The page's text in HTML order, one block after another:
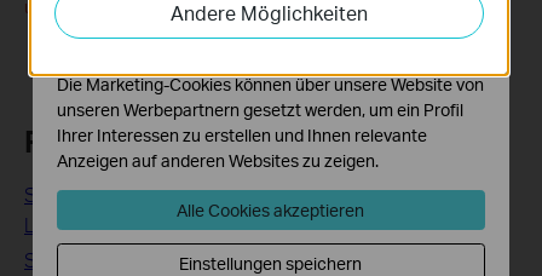
unterliegen einer Bearbeitungszeit von 2 bis 5 Werktagen.
Related FAQs
So überprüfen Sie den Status einer Ersatzanfrage im TP-
Link-Registrierungssystem
So erstellen Sie ein Konto im TP-Link-
Andere Möglichkeiten
Funktionsweise unserer Website zu verbessern und
Die Marketing-Cookies können über unsere Website von
unseren Werbepartnern gesetzt werden, um ein Profil
Ihrer Interessen zu erstellen und Ihnen relevante
Anzeigen auf anderen Websites zu zeigen.
Alle Cookies akzeptieren
Einstellungen speichern